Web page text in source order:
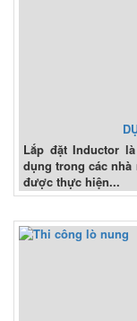
Lắp đặt Inductor
dụng trong các nhà
được thực hiện...